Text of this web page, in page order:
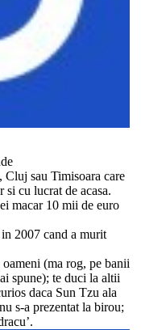
sau Timisoara care
cu lucrat de acasa.
macar 10 mii de euro
2007 cand a murit
(ma rog, pe banii
spune); te duci la altii
daca Sun Tzu ala
s-a prezentat la birou;